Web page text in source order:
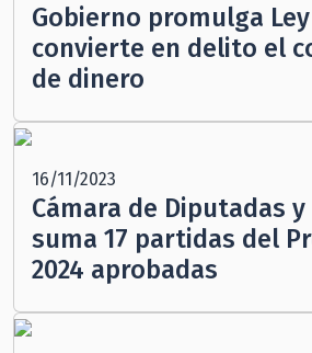
Gobierno promulga
convierte en delito el
de dinero
16/11/2023
Cámara de Diputadas
suma 17 partidas del
2024 aprobadas